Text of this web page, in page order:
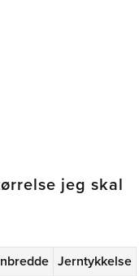
jeg skal
Jerntykkelse